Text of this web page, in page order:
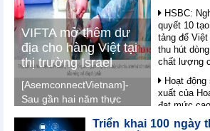
VIFTA mở thêm dư
địa cho hàng Việt tại
thị trường Israel
[AsemconnectVietnam]-
Sau gần hai năm thực
mại tự do Việt Nam -
HSBC:
quyết 10
tảng để Việt
thu hút
chất lượng
Hoạt động
xuất của
đạt mức
trong hơn bốn
Triển khai 100 ngày